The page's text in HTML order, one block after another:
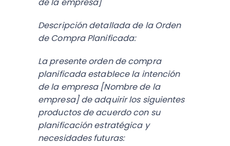
de la empresa]
Descripción detallada de la Orden
de Compra Planificada:
La presente orden de compra
planificada establece la intención
de la empresa [Nombre de la
empresa] de adquirir los siguientes
productos de acuerdo con su
planificación estratégica y
necesidades futuras: